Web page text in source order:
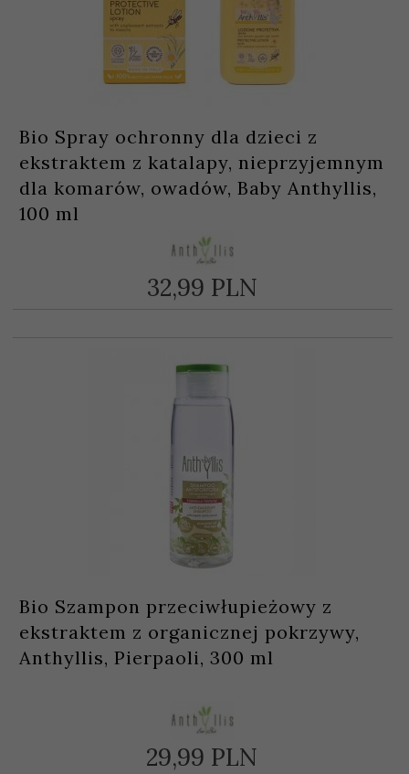
Bio Spray ochronny dla dzieci z
ekstraktem z katalapy, nieprzyjemnym
dla komarów, owadów, Baby Anthyllis,
100 ml
32,99 PLN
Bio Szampon przeciwłupieżowy z
ekstraktem z organicznej pokrzywy,
Anthyllis, Pierpaoli, 300 ml
29,99 PLN